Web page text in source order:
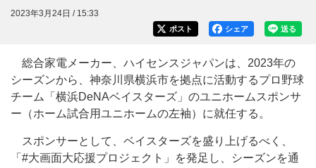
2023年3月24日 / 15:33
送る
シェア
ポスト
総合家電メーカー、ハイセンスジャパンは、2023年の
シーズンから、神奈川県横浜市を拠点に活動するプロ野球
チーム「横浜DeNAベイスターズ」のユニホームスポンサ
ー（ホーム試合用ユニホームの左袖）に就任する。
スポンサーとして、ベイスターズを盛り上げるべく、
「#大画面大応援プロジェクト」を発足し、シーズンを通